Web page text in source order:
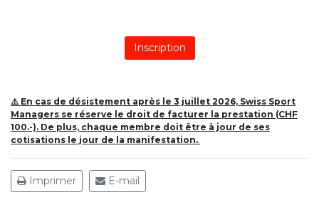
⚠️ En cas de désistement après le 3 juillet 2026, Swiss Sport
Managers se réserve le droit de facturer la prestation (CHF
100.-). De plus, chaque membre doit être à jour de ses
cotisations le jour de la manifestation.
Imprimer E-mail